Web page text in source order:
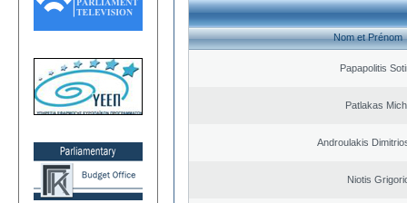
Nom et Prénom
Papapolitis
Patlakas
Androulakis
Niotis